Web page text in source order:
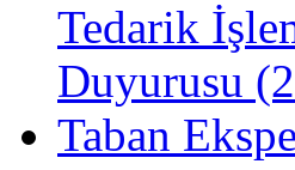
Tedarik
Duyurusu
Taban